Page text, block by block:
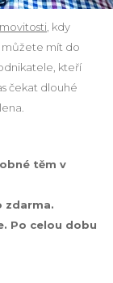
, kdy
můžete mít do
kteří
čekat dlouhé
těm v
zdarma.
Po celou dobu